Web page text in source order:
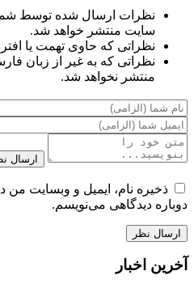
نظرات ارسال شده توسط
سایت منتشر خواهد شد.
نظراتی که حاوی تهمت یا
نظراتی که به غیر از زبان
منتشر نخواهد شد.
ارسال
ذخیره نام، ایمیل و وبسایت من
دوباره دیدگاهی می‌نویسم.
آخرین اخبار